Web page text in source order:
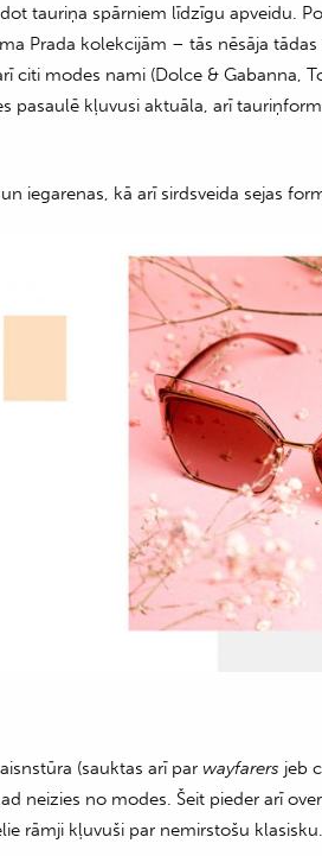
tauriņa spārniem līdzīgu apveidu.
Prada kolekcijām – tās nēsāja
citi modes nami (Dolce & Gabanna,
pasaulē kļuvusi aktuāla, arī
iegarenas, kā arī sirdsveida sejas
(sauktas arī par wayfarers jeb
neizies no modes. Šeit pieder arī
rāmji kļuvuši par nemirstošu klasisku.